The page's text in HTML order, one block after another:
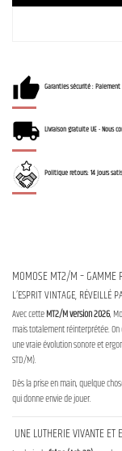
Garanties sécurité : Paiement
Livraison gratuite UE - Nous
Politique retours: 14 jours
MOMOSE MT2/M – GAMME
L’ESPRIT VINTAGE, RÉVEILLÉ
Avec cetteMT2/M version 2026,
mais totalement réinterprétée.
une vraie évolution sonore et
STD/M).
Dès la prise en main, quelque
qui donne envie de jouer.
UNE LUTHERIE VIVANTE ET